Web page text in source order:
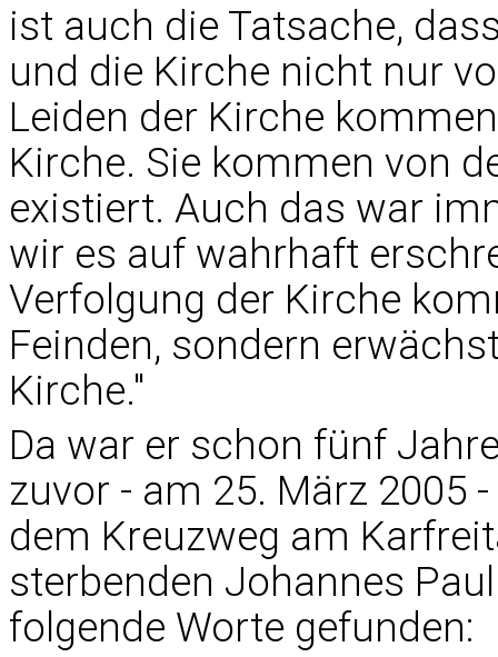
ist auch die Tatsache,
und die Kirche nicht nur
Leiden der Kirche
Kirche. Sie kommen von
existiert. Auch das war
wir es auf wahrhaft
Verfolgung der Kirche
Feinden, sondern
Kirche."
Da war er schon fünf
zuvor - am 25. März 2005
dem Kreuzweg am
sterbenden Johannes
folgende Worte gefunden: